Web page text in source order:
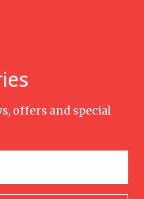
offers and special